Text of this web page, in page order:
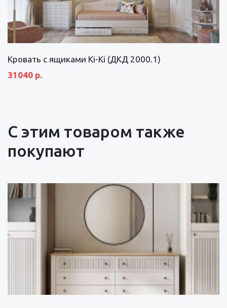
Кровать с ящиками Ki-Ki (ДКД 2000.1)
31040 р.
С этим товаром также
покупают